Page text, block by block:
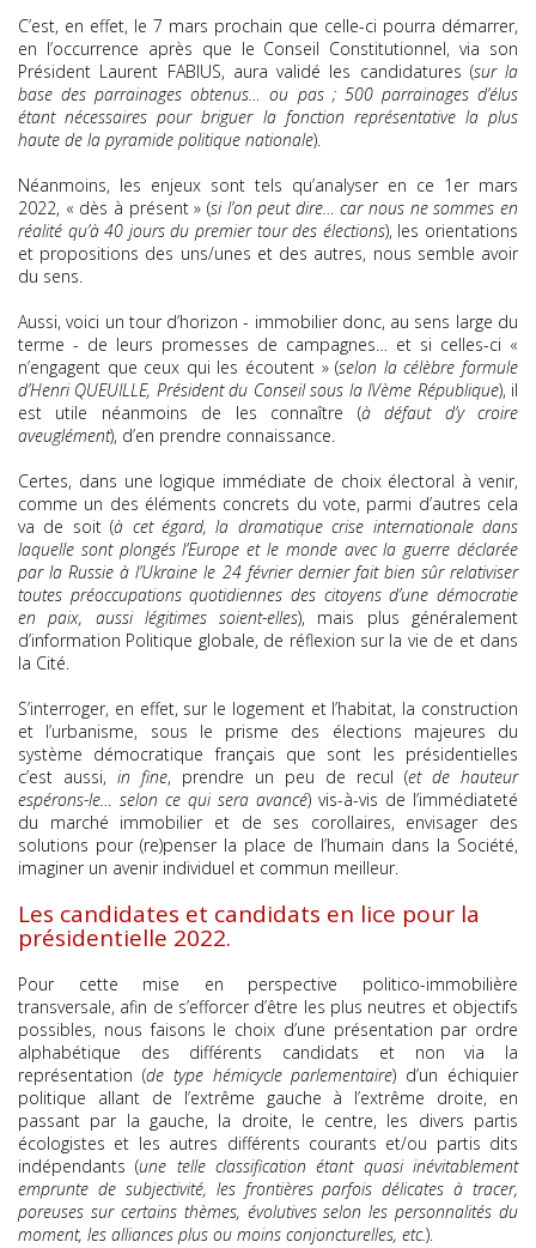
C’est, en effet, le 7 mars prochain que celle-ci pourra démarrer,
en l’occurrence après que le Conseil Constitutionnel, via son
Président Laurent FABIUS, aura validé les candidatures (sur la
base des parrainages obtenus… ou pas ; 500 parrainages d’élus
étant nécessaires pour briguer la fonction représentative la plus
haute de la pyramide politique nationale).
Néanmoins, les enjeux sont tels qu’analyser en ce 1er mars
2022, « dès à présent » (si l’on peut dire… car nous ne sommes en
réalité qu’à 40 jours du premier tour des élections), les orientations
et propositions des uns/unes et des autres, nous semble avoir
du sens.
Aussi, voici un tour d’horizon - immobilier donc, au sens large du
terme - de leurs promesses de campagnes… et si celles-ci «
n’engagent que ceux qui les écoutent » (selon la célèbre formule
d’Henri QUEUILLE, Président du Conseil sous la IVème République), il
est utile néanmoins de les connaître (à défaut d’y croire
aveuglément), d’en prendre connaissance.
Certes, dans une logique immédiate de choix électoral à venir,
comme un des éléments concrets du vote, parmi d’autres cela
va de soit (à cet égard, la dramatique crise internationale dans
laquelle sont plongés l’Europe et le monde avec la guerre déclarée
par la Russie à l’Ukraine le 24 février dernier fait bien sûr relativiser
toutes préoccupations quotidiennes des citoyens d’une démocratie
en paix, aussi légitimes soient-elles), mais plus généralement
d’information Politique globale, de réflexion sur la vie de et dans
la Cité.
S’interroger, en effet, sur le logement et l’habitat, la construction
et l’urbanisme, sous le prisme des élections majeures du
système démocratique français que sont les présidentielles
c’est aussi, in fine, prendre un peu de recul (et de hauteur
espérons-le… selon ce qui sera avancé) vis-à-vis de l’immédiateté
du marché immobilier et de ses corollaires, envisager des
solutions pour (re)penser la place de l’humain dans la Société,
imaginer un avenir individuel et commun meilleur.
Les candidates et candidats en lice pour la
présidentielle 2022.
Pour cette mise en perspective politico-immobilière
transversale, afin de s’efforcer d’être les plus neutres et objectifs
possibles, nous faisons le choix d’une présentation par ordre
alphabétique des différents candidats et non via la
représentation (de type hémicycle parlementaire) d’un échiquier
politique allant de l’extrême gauche à l’extrême droite, en
passant par la gauche, la droite, le centre, les divers partis
écologistes et les autres différents courants et/ou partis dits
indépendants (une telle classification étant quasi inévitablement
emprunte de subjectivité, les frontières parfois délicates à tracer,
poreuses sur certains thèmes, évolutives selon les personnalités du
moment, les alliances plus ou moins conjoncturelles, etc.).